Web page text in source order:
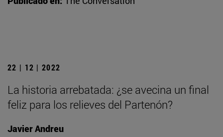
22 | 12 | 2022
La historia arrebatada: ¿se avecina un final
feliz para los relieves del Partenón?
Javier Andreu